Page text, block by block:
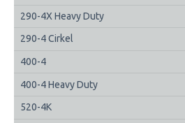
290-4X Heavy Duty
290-4 Cirkel
400-4
400-4 Heavy Duty
520-4K